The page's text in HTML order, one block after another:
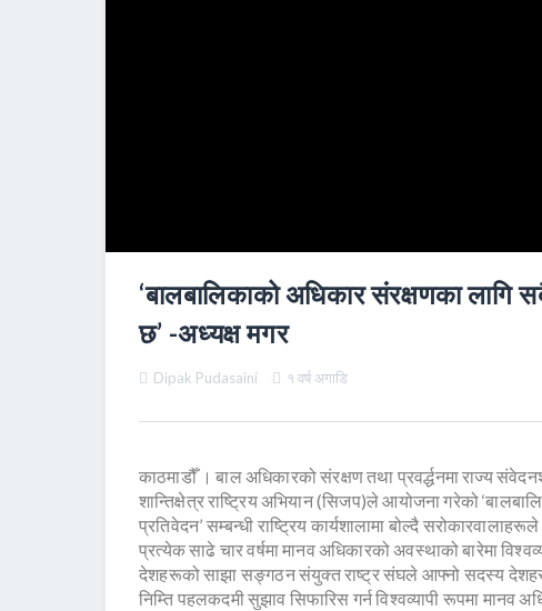
‘बालबालिकाको अधिकार संरक्षणका
छ’ -अध्यक्ष मगर
Dipak Pudasaini १ वर्ष अगाडि
काठमाडौँ । बाल अधिकारको संरक्षण तथा प्रवर्द्धनमा राज्य
शान्तिक्षेत्र राष्ट्रिय अभियान (सिजप)ले आयोजना गरेको
प्रतिवेदन’ सम्बन्धी राष्ट्रिय कार्यशालामा बोल्दै
प्रत्येक साढे चार वर्षमा मानव अधिकारको अवस्थाको बारेमा
देशहरूको साझा सङ्गठन संयुक्त राष्ट्र संघले आफ्नो सदस्य
निम्ति पहलकदमी सुझाव सिफारिस गर्न विश्वव्यापी रूपमा मानव